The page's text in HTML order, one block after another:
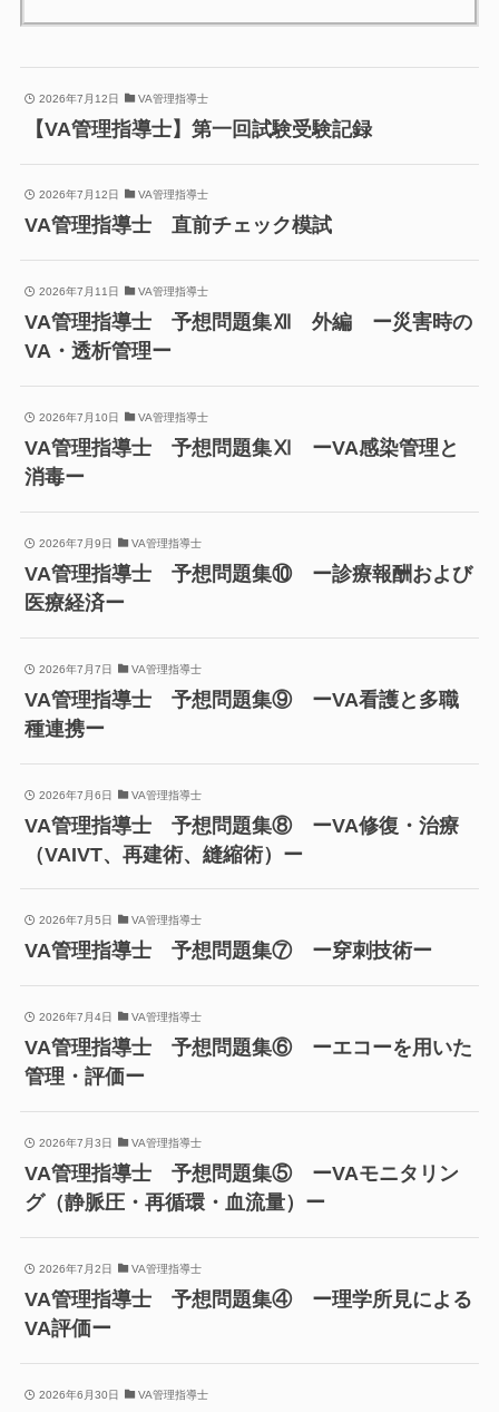
2026年7月12日 VA管理指導士
【VA管理指導士】第一回試験受験記録
2026年7月12日 VA管理指導士
VA管理指導士 直前チェック模試
2026年7月11日 VA管理指導士
VA管理指導士 予想問題集Ⅻ 外編 ー災害時の
VA・透析管理ー
2026年7月10日 VA管理指導士
VA管理指導士 予想問題集Ⅺ ーVA感染管理と
消毒ー
2026年7月9日 VA管理指導士
VA管理指導士 予想問題集⑩ ー診療報酬および
医療経済ー
2026年7月7日 VA管理指導士
VA管理指導士 予想問題集⑨ ーVA看護と多職
種連携ー
2026年7月6日 VA管理指導士
VA管理指導士 予想問題集⑧ ーVA修復・治療
（VAIVT、再建術、縫縮術）ー
2026年7月5日 VA管理指導士
VA管理指導士 予想問題集⑦ ー穿刺技術ー
2026年7月4日 VA管理指導士
VA管理指導士 予想問題集⑥ ーエコーを用いた
管理・評価ー
2026年7月3日 VA管理指導士
VA管理指導士 予想問題集⑤ ーVAモニタリン
グ（静脈圧・再循環・血流量）ー
2026年7月2日 VA管理指導士
VA管理指導士 予想問題集④ ー理学所見による
VA評価ー
2026年6月30日 VA管理指導士